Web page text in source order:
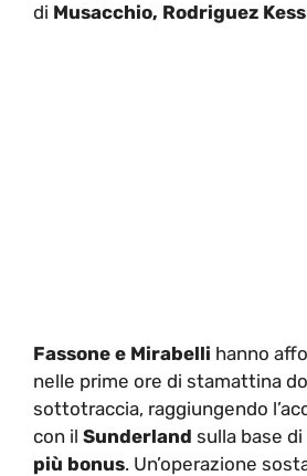
di Musacchio, Rodriguez
Fassone e Mirabelli hanno
nelle prime ore di stamattina
sottotraccia, raggiungendo
con il Sunderland sulla base di
più bonus. Un’operazione